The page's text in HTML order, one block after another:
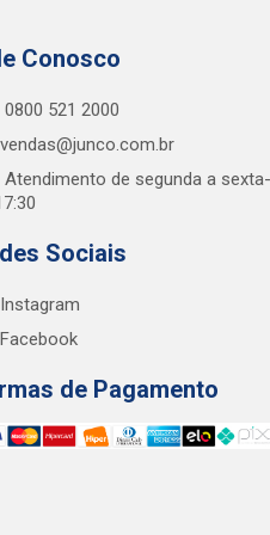
Conosco
0800 521 2000
vendas@junco.com.br
Atendimento de segunda a
Sociais
Instagram
Facebook
de Pagamento